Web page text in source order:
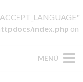
index.php on
MENÜ